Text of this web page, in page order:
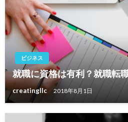
ビジネス
就職に資格は有利？就職転
creatingllc 2018年8月1日